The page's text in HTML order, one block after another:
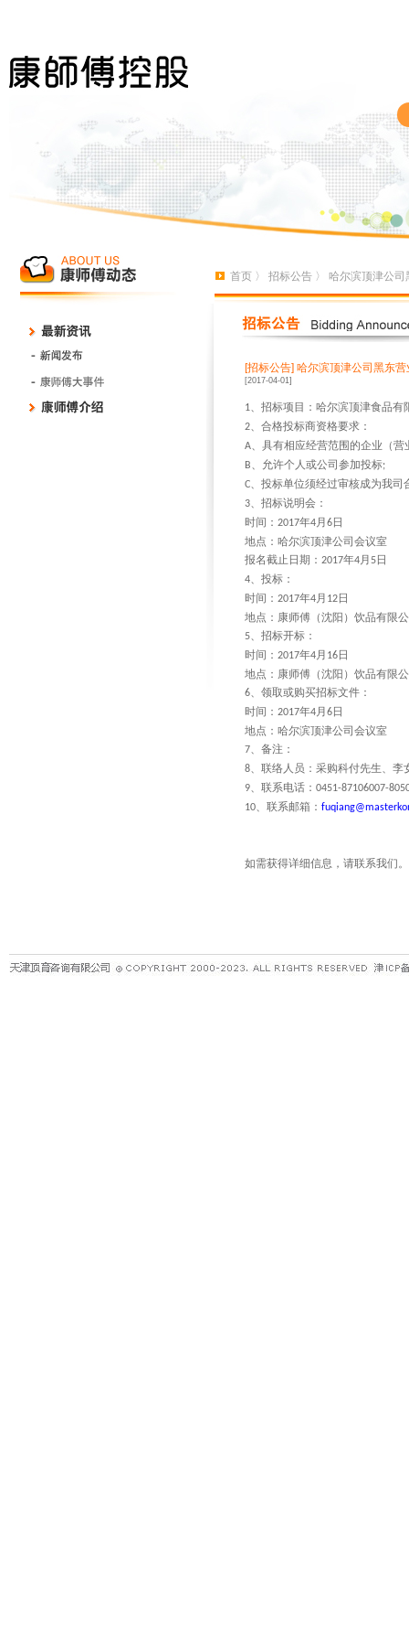
首页 〉 招标公告 〉 哈尔滨顶津公
[招标公告] 哈尔滨顶津公司黑东
[2017-04-01]
1、招标项目：哈尔滨顶津食品
2、合格投标商资格要求：
A、具有相应经营范围的企业（
B、允许个人或公司参加投标;
C、投标单位须经过审核成为我司
3、招标说明会：
时间： 2017年4月 6日
地点：哈尔滨顶津公司会议室
报名截止日期： 2017年4月 5日
4、投标：
时间： 2017年4月 12日
地点：康师傅（沈阳）饮品有限
5、招标开标：
时间： 2017年4月 16日
地点：康师傅（沈阳）饮品有限
6、领取或购买招标文件：
时间： 2017年4月 6日
地点：哈尔滨顶津公司会议室
7、备注：
8、联络人员：采购科付先生、李
9、联系电话： 0451-87106007-
10、联系邮箱：
如需获得详细信息，请联系我们。